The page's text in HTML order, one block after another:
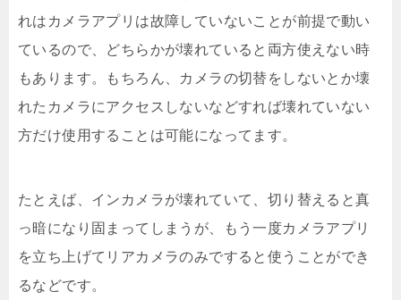
れはカメラアプリは故障していないことが前提で動い
ているので、どちらかが壊れていると両方使えない時
もあります。もちろん、カメラの切替をしないとか壊
れたカメラにアクセスしないなどすれば壊れていない
方だけ使用することは可能になってます。
たとえば、インカメラが壊れていて、切り替えると真
っ暗になり固まってしまうが、もう一度カメラアプリ
を立ち上げてリアカメラのみですると使うことができ
るなどです。